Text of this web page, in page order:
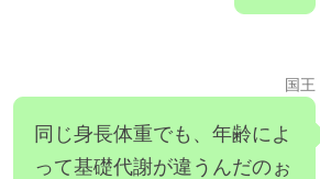
国王
同じ身長体重でも、年齢によ
って基礎代謝が違うんだのぉ